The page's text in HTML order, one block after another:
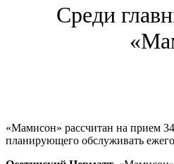
Среди
«Мамисон» рассчитан на прием
планирующего обслуживать